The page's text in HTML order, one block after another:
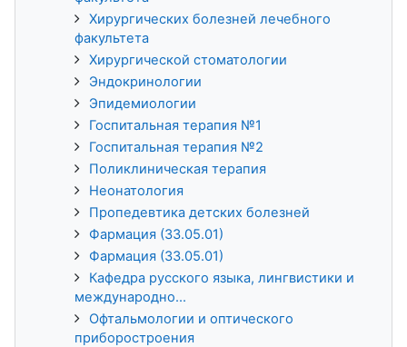
Хирургических болезней лечебного
факультета
Хирургической стоматологии
Эндокринологии
Эпидемиологии
Госпитальная терапия №1
Госпитальная терапия №2
Поликлиническая терапия
Неонатология
Пропедевтика детских болезней
Фармация (33.05.01)
Фармация (33.05.01)
Кафедра русского языка, лингвистики и
международно...
Офтальмологии и оптического
приборостроения